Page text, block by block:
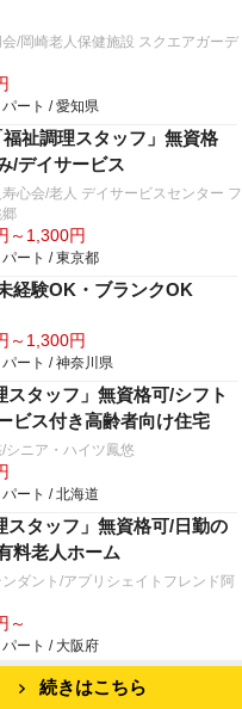
/岡崎老人保健施設 スクエアガーデ
ート / 愛知県
福祉調理スタッフ」無資格
/デイサービス
心会/老人 デイサービスセンター フ
郷
～1,300円
ート / 東京都
経験OK・ブランクOK
～1,300円
ート / 神奈川県
スタッフ」無資格可/シフト
ビス付き高齢者向け住宅
シニア・ハイツ鳳悠
ート / 北海道
スタッフ」無資格可/日勤の
料老人ホーム
ダント/アプリシェイトフレンド阿
～
ート / 大阪府
続きはこちら